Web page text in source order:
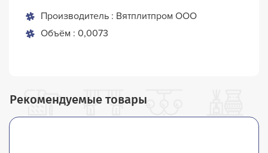
Производитель : Вятплитпром ООО
Объём : 0,0073
Рекомендуемые товары